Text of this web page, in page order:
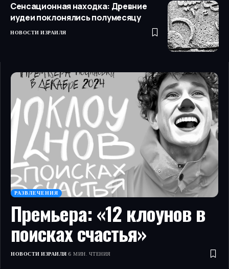
Сенсационная находка: Древние
иудеи поклонялись полумесяцу
НОВОСТИ ИЗРАИЛЯ
РАЗВЛЕЧЕНИЯ
Премьера: «12 клоунов в
поисках счастья»
НОВОСТИ ИЗРАИЛЯ 6 МИН. ЧТЕНИЯ